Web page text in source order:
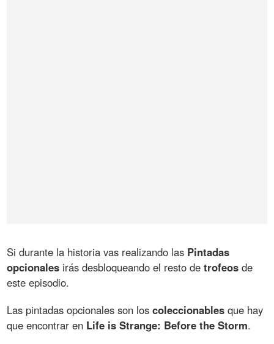
Si durante la historia vas realizando las Pintadas
opcionales irás desbloqueando el resto detrofeos de
este episodio.
Las pintadas opcionales son loscoleccionables que hay
que encontrar en Life is Strange: Before the Storm.